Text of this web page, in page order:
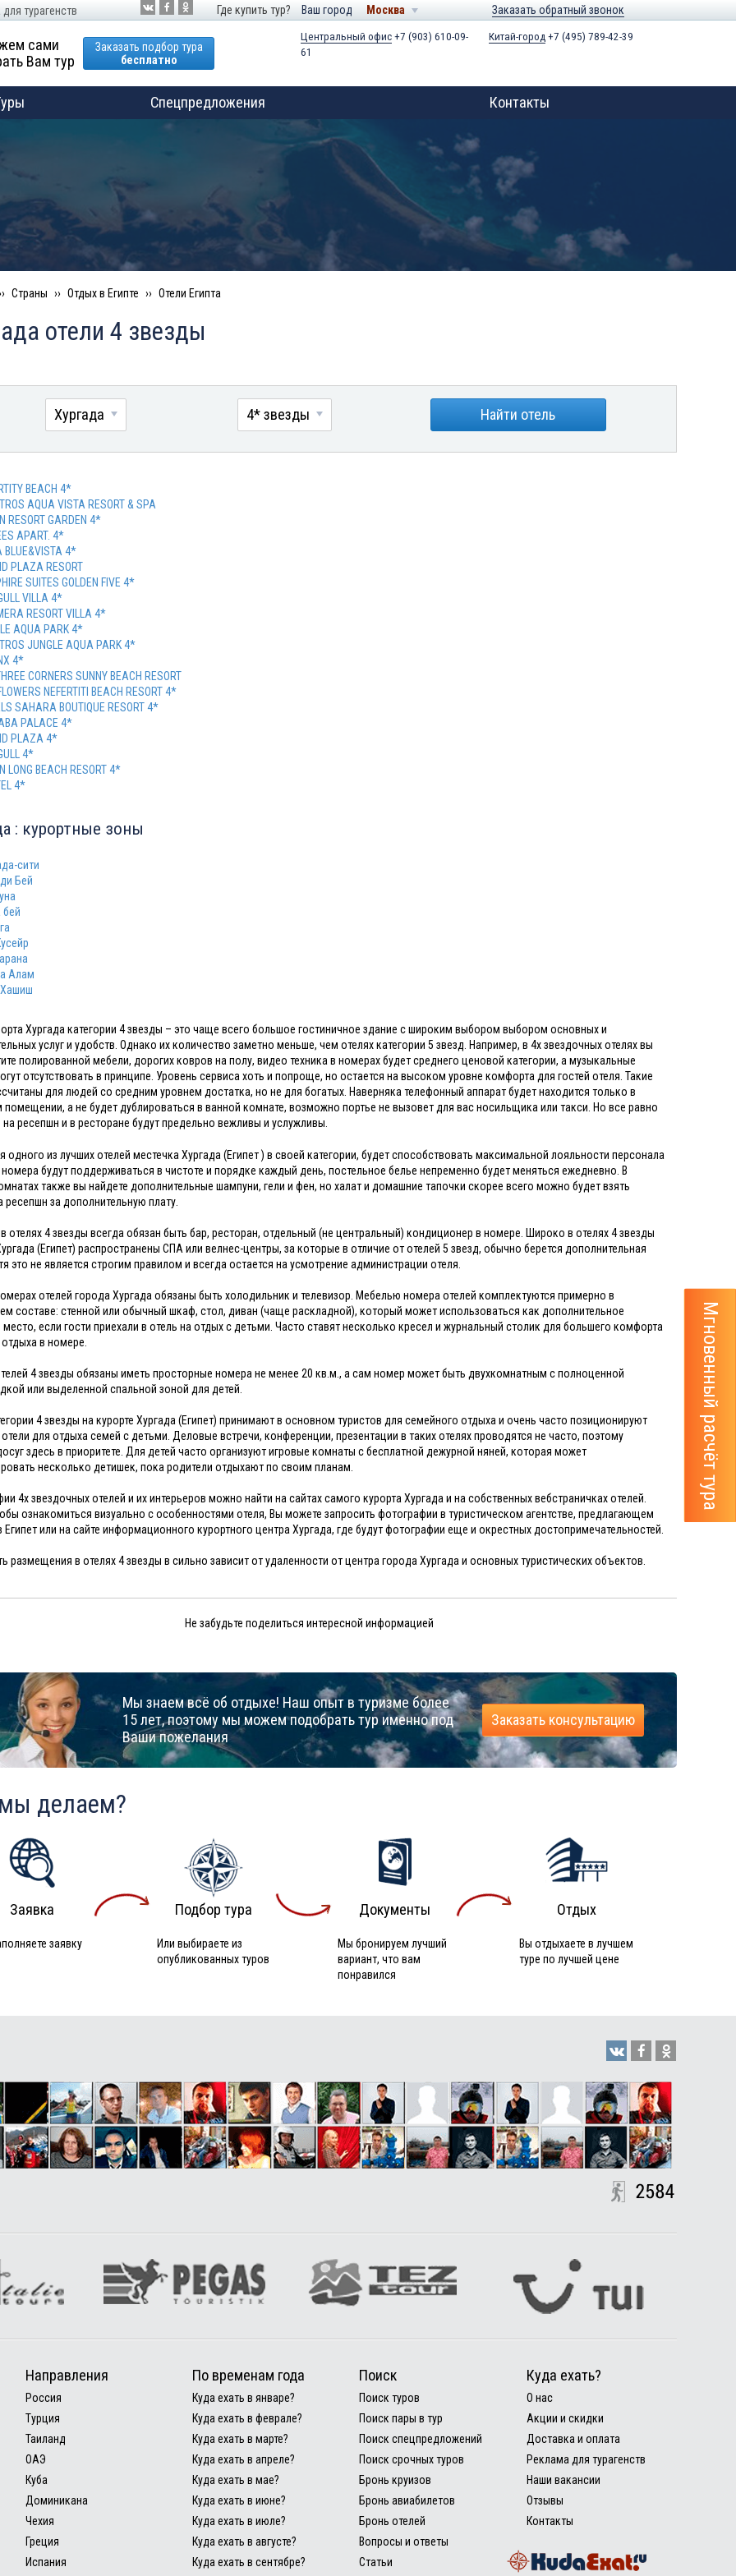
Мгновенный расчёт тура
турагенств Где купить тур? Ваш город Москва Заказать обратный звонок
сами
Вам тур
Заказать подбор тура
бесплатно
Центральный офис+7 (903) 610-09-
61
Китай-город+7 (495) 789-42-39
Спецпредложения Контакты
Страны Отдых в Египте Отели Египта
отели 4 звезды
Хургада 4* звезды Найти отель
BEACH 4*
AQUA VISTA RESORT & SPA
RESORT GARDEN 4*
APART. 4*
BLUE&VISTA 4*
PLAZA RESORT
SUITES GOLDEN FIVE 4*
VILLA 4*
RESORT VILLA 4*
AQUA PARK 4*
JUNGLE AQUA PARK 4*
4*
CORNERS SUNNY BEACH RESORT
NEFERTITI BEACH RESORT 4*
SAHARA BOUTIQUE RESORT 4*
PALACE 4*
PLAZA 4*
4*
LONG BEACH RESORT 4*
4*
: курортные зоны
сити
Бей
Алам
Хургада категории 4 звезды – это чаще всего большое гостиничное здание с широким выбором выбором основных и
услуг и удобств. Однако их количество заметно меньше, чем отелях категории 5 звезд. Например, в 4х звездочных отелях вы
полированной мебели, дорогих ковров на полу, видео техника в номерах будет среднего ценовой категории, а музыкальные
отсутствовать в принципе. Уровень сервиса хоть и попроще, но остается на высоком уровне комфорта для гостей отеля. Такие
для людей со средним уровнем достатка, но не для богатых. Наверняка телефонный аппарат будет находится только в
помещении, а не будет дублироваться в ванной комнате, возможно портье не вызовет для вас носильщика или такси. Но все равно
ресепшн и в ресторане будут предельно вежливы и услужливы.
одного из лучших отелей местечка Хургада (Египет ) в своей категории, будет способствовать максимальной лояльности персонала
номера будут поддерживаться в чистоте и порядке каждый день, постельное белье непременно будет меняться ежедневно. В
также вы найдете дополнительные шампуни, гели и фен, но халат и домашние тапочки скорее всего можно будет взять
ресепшн за дополнительную плату.
отелях 4 звезды всегда обязан быть бар, ресторан, отдельный (не центральный) кондиционер в номере. Широко в отелях 4 звезды
(Египет) распространены СПА или велнес-центры, за которые в отличие от отелей 5 звезд, обычно берется дополнительная
это не является строгим правилом и всегда остается на усмотрение администрации отеля.
отелей города Хургада обязаны быть холодильник и телевизор. Мебелью номера отелей комплектуются примерно в
составе: стенной или обычный шкаф, стол, диван (чаще раскладной), который может использоваться как дополнительное
если гости приехали в отель на отдых с детьми. Часто ставят несколько кресел и журнальный столик для большего комфорта
в номере.
4 звезды обязаны иметь просторные номера не менее 20 кв.м., а сам номер может быть двухкомнатным с полноценной
или выделенной спальной зоной для детей.
4 звезды на курорте Хургада (Египет) принимают в основном туристов для семейного отдыха и очень часто позиционируют
для отдыха семей с детьми. Деловые встречи, конференции, презентации в таких отелях проводятся не часто, поэтому
здесь в приоритете. Для детей часто организуют игровые комнаты с бесплатной дежурной няней, которая может
несколько детишек, пока родители отдыхают по своим планам.
4х звездочных отелей и их интерьеров можно найти на сайтах самого курорта Хургада и на собственных вебстраничках отелей.
ознакомиться визуально с особенностями отеля, Вы можете запросить фотографии в туристическом агентстве, предлагающем
Египет или на сайте информационного курортного центра Хургада, где будут фотографии еще и окрестных достопримечательностей.
размещения в отелях 4 звезды в сильно зависит от удаленности от центра города Хургада и основных туристических объектов.
Не забудьте поделиться интересной информацией
Мы знаем всё об отдыхе! Наш опыт в туризме более
15 лет, поэтому мы можем подобрать тур именно под
Ваши пожелания
Заказать консультацию
делаем?
Заявка
заявку
Подбор тура
Или выбираете из
опубликованных туров
Документы
Мы бронируем лучший
вариант, что вам
понравился
Отдых
Вы отдыхаете в лучшем
туре по лучшей цене
Направления
Россия
Турция
Таиланд
ОАЭ
Куба
Доминикана
Чехия
Греция
Испания
По временам года
Куда ехать в январе?
Куда ехать в феврале?
Куда ехать в марте?
Куда ехать в апреле?
Куда ехать в мае?
Куда ехать в июне?
Куда ехать в июле?
Куда ехать в августе?
Куда ехать в сентябре?
Поиск
Поиск туров
Поиск пары в тур
Поиск спецпредложений
Поиск срочных туров
Бронь круизов
Бронь авиабилетов
Бронь отелей
Вопросы и ответы
Статьи
Куда ехать?
О нас
Акции и скидки
Доставка и оплата
Реклама для турагенств
Наши вакансии
Отзывы
Контакты